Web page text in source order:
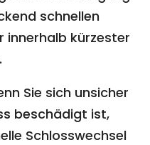
schnellen
innerhalb kürzester
Sie sich unsicher
beschädigt ist,
Schlosswechsel